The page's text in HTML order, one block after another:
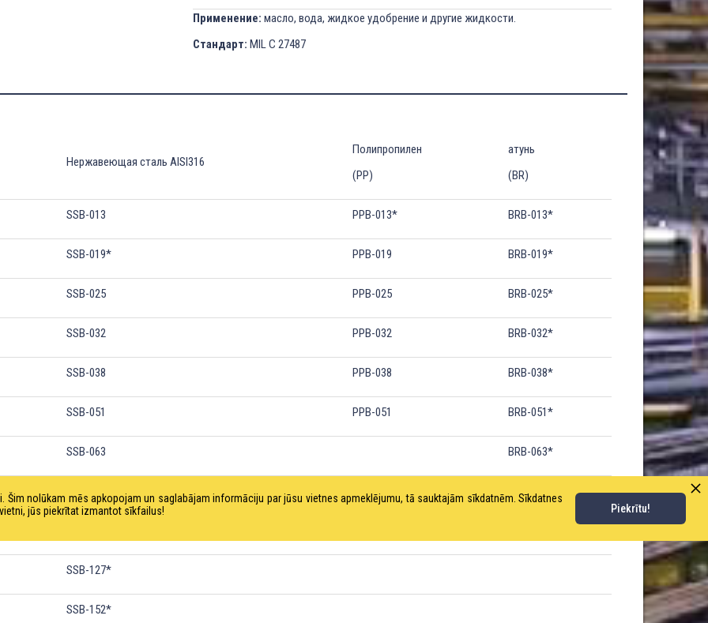
Применение: масло, вода, жидкое удобрение и другие жидкости.
Стандарт: MIL C 27487
Нержавеющая сталь AISI316
Полипропилен
(PP)
атунь
(BR)
SSB-013 PPB-013* BRB-013*
SSB-019* PPB-019 BRB-019*
SSB-025 PPB-025 BRB-025*
SSB-032 PPB-032 BRB-032*
SSB-038 PPB-038 BRB-038*
SSB-051 PPB-051 BRB-051*
SSB-063 BRB-063*
SSB-076 PPB-076 BRB-076*
SSB-127*
SSB-152*
nolūkam mēs apkopojam un saglabājam informāciju par jūsu vietnes apmeklējumu, tā sauktajām sīkdatnēm. Sīkdatnes
jūs piekrītat izmantot sīkfailus!
Piekrītu!